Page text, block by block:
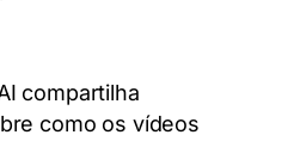
compartilha
como os vídeos